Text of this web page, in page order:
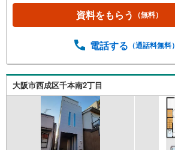
資料をもらう （無料）
電話する （通話料無料）
大阪市西成区千本南2丁目